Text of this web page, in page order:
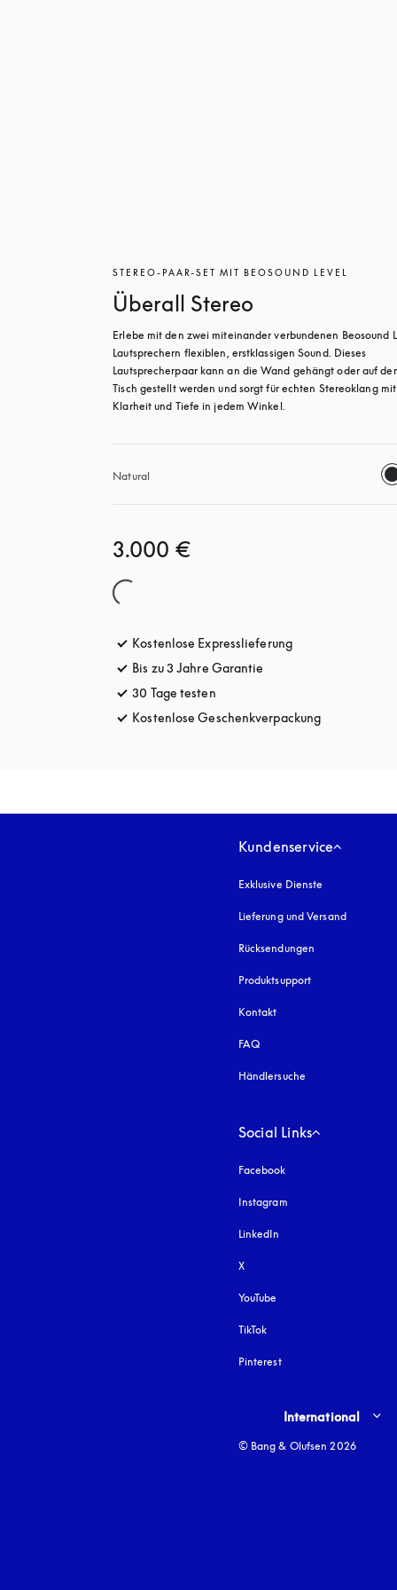
STEREO-PAAR-SET MIT BEOSOUND LEVEL
Überall Stereo
Erlebe mit den zwei miteinander verbundenen Beosound
Lautsprechern flexiblen, erstklassigen Sound. Dieses
Lautsprecherpaar kann an die Wand gehängt oder auf
Tisch gestellt werden und sorgt für echten Stereoklang mit
Klarheit und Tiefe in jedem Winkel.
Natural
3.000 €
Kostenlose Expresslieferungöffnet sich in
Bis zu 3 Jahre Garantie
30 Tage testen
Kostenlose Geschenkverpackung
Kundenservice
Exklusive Dienste
Lieferung und Versand
Rücksendungen
Produktsupport
Kontakt
FAQ
Händlersuche
Social Links
Facebook
Instagram
LinkedIn
X
YouTube
TikTok
Pinterest
Select country and
International
© Bang & Olufsen 2026